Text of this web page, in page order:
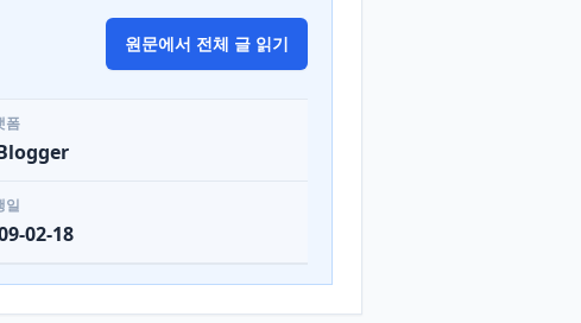
원문에서 전체 글 읽기
폼
일
02-18